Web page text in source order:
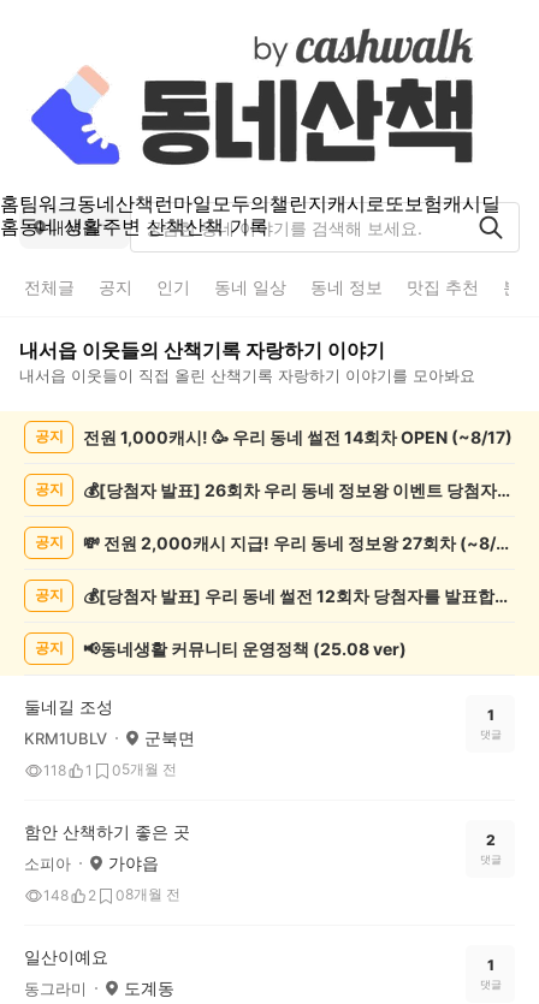
홈팀워크동네산책런마일모두의챌린지캐시로또보험캐시딜
홈동네 생활주변 산책산책 기록
내서읍
전체글 공지 인기 동네 일상 동네 정보 맛집 추천 분
내서읍 이웃들의 산책기록 자랑하기 이야기
내서읍 이웃들이 직접 올린 산책기록 자랑하기 이야기를 모아봐요
게
공지 전원 1,000캐시! 🥳 우리 동네 썰전 14회차 OPEN (~8/17)
공지 💰[당첨자 발표] 26회차 우리 동네 정보왕 이벤트 당첨자를 발표합니다!
공지 💸 전원 2,000캐시 지급! 우리 동네 정보왕 27회차 (~8/10)
공지 💰[당첨자 발표] 우리 동네 썰전 12회차 당첨자를 발표합니다!
공지 📢동네생활 커뮤니티 운영정책 (25.08 ver)
둘네길 조성
KRM1UBLV 군북면
118 1 05개월 전
1
댓글
함안 산책하기 좋은 곳
소피아 가야읍
148 2 08개월 전
2
댓글
일산이예요
동그라미 도계동
1
댓글